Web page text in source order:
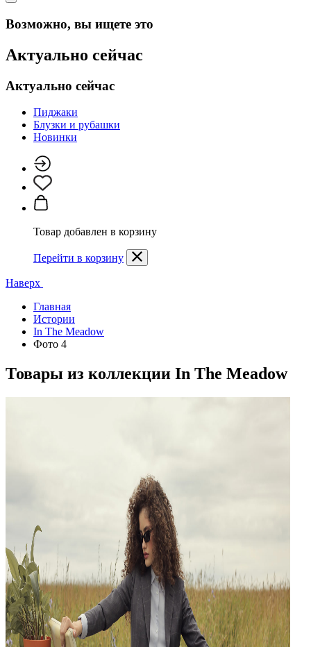
Возможно, вы ищете это
Актуально сейчас
Актуально сейчас
Пиджаки
Блузки и рубашки
Новинки
Товар добавлен в корзину
Перейти в корзину
Наверх
Главная
Истории
In The Meadow
Фото 4
Товары из коллекции In The Meadow